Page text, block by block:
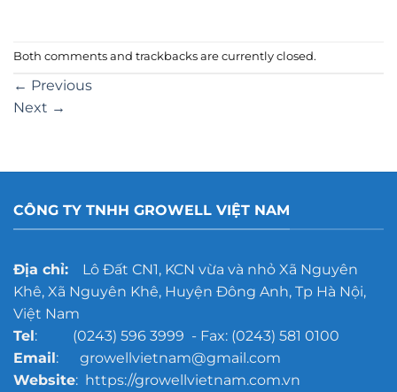
Both comments and trackbacks are currently closed.
← Previous
Next →
CÔNG TY TNHH GROWELL VIỆT NAM
Địa chỉ:Lô Đất CN1, KCN vừa và nhỏ Xã Nguyên
Khê, Xã Nguyên Khê, Huyện Đông Anh, Tp Hà Nội,
Việt Nam
Tel: (0243) 596 3999 - Fax: (0243) 581 0100
Email: growellvietnam@gmail.com
Website: https://growellvietnam.com.vn